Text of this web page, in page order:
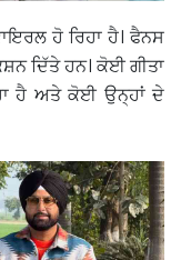
ਹੋ ਰਿਹਾ ਹੈ। ਫੈਨਸ
ਦਿੱਤੇ ਹਨ। ਕੋਈ ਗੀਤਾ
ਹੈ ਅਤੇ ਕੋਈ ਉਨ੍ਹਾਂ ਦੇ